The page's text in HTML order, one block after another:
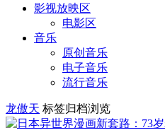
影视放映区
电影区
音乐
原创音乐
电子音乐
流行音乐
龙傲天 标签归档浏览